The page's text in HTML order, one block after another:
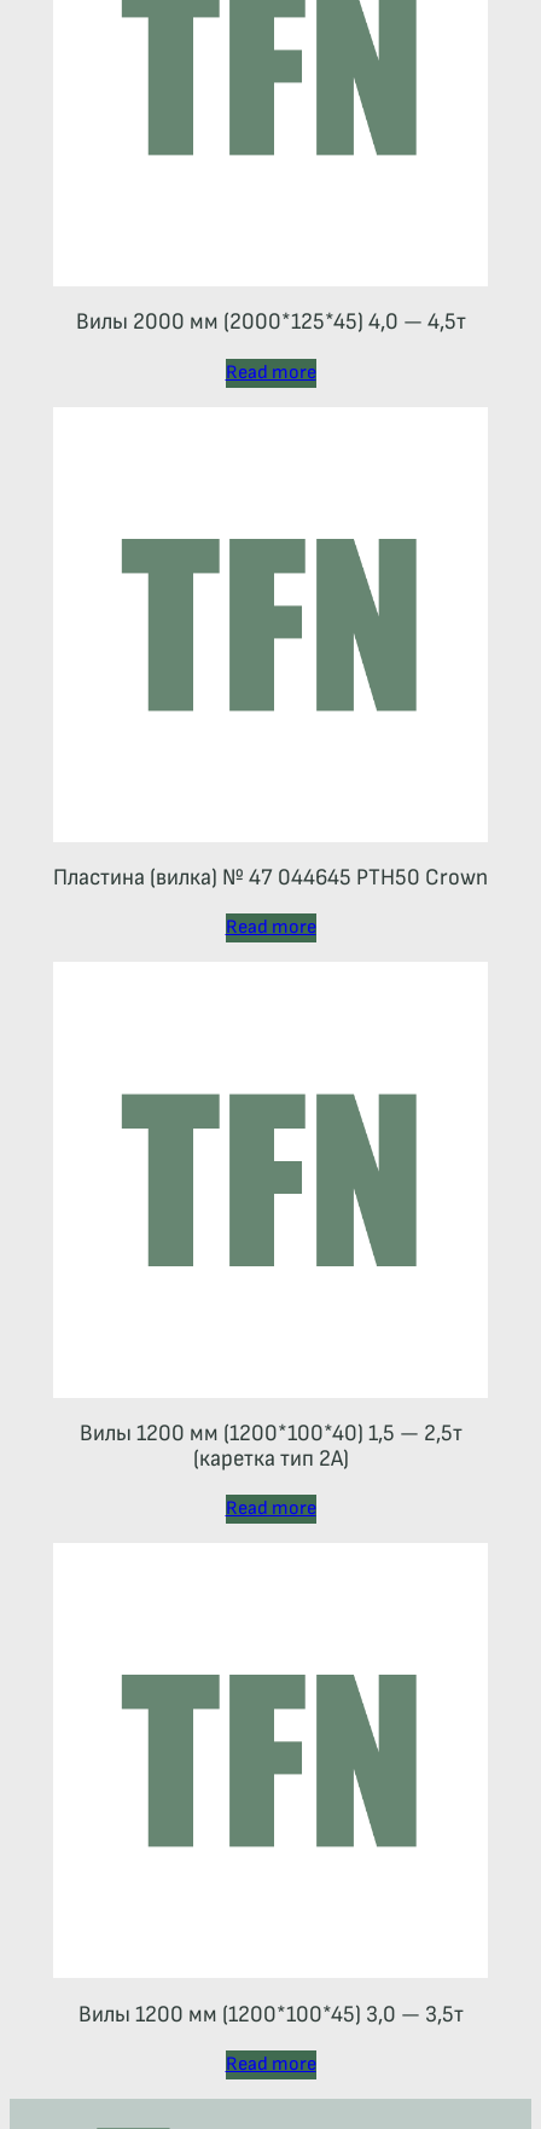
Вилы 2000 мм (2000*125*45) 4,0 — 4,5т
Read more
Пластина (вилка) № 47 044645 РТН50 Crown
Read more
Вилы 1200 мм (1200*100*40) 1,5 — 2,5т
(каретка тип 2A)
Read more
Вилы 1200 мм (1200*100*45) 3,0 — 3,5т
Read more